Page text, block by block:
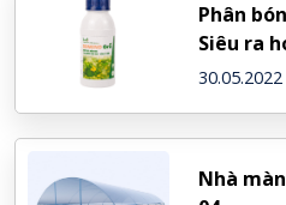
Phân
Siêu ra
30.05.2022
Nhà